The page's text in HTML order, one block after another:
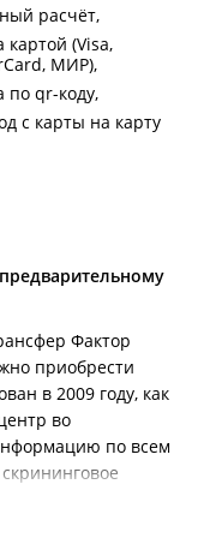
расчёт
картой (Visa,
МИР)
по qr-коду
с карты на карту
Фактор
приобрести
в 2009 году, как
во
по всем
комплексе ROFES.